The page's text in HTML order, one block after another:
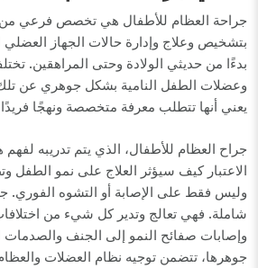
جراحة العظام للأطفال هي تخصص فرعي
بتشخيص وعلاج وإدارة حالات الجهاز العضلي
بدءًا من حديثي الولادة وحتى المراهقين.
وعضلات الطفل النامية بشكل جوهري عن تلك
يعني أنها تتطلب معرفة متخصصة ونهجًا
جراح العظام للأطفال، الذي يتم تدريبه
الاعتبار كيف سيؤثر العلاج على نمو الطفل
وليس فقط على الإصابة أو التشوه الفوري.
شاملة. فهي تعالج وتدير كل شيء من
وإصابات صفائح النمو إلى الجنف والصدمات
جوهرها، تتضمن توجيه نظام العضلات